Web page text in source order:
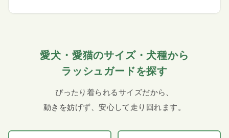
愛犬・愛猫のサイズ・犬種から
ラッシュガードを探す
ぴったり着られるサイズだから、
動きを妨げず、安心して走り回れます。